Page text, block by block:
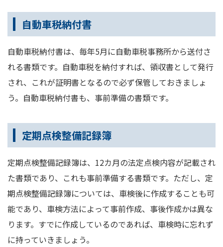
自動車税納付書
自動車税納付書は、毎年5月に自動車税事務所から送付さ
れる書類です。自動車税を納付すれば、領収書として発行
され、これが証明書となるので必ず保管しておきましょ
う。自動車税納付書も、事前準備の書類です。
定期点検整備記録簿
定期点検整備記録簿は、12カ月の法定点検内容が記載され
た書類であり、これも事前準備する書類です。ただし、定
期点検整備記録簿については、車検後に作成することも可
能であり、車検方法によって事前作成、事後作成かは異な
ります。すでに作成しているのであれば、車検時に忘れず
に持っていきましょう。